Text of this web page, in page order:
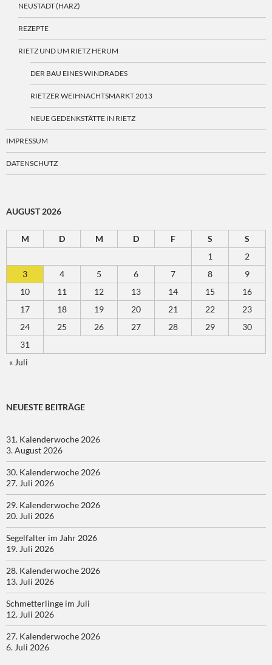
NEUSTADT (HARZ)
REZEPTE
RIETZ UND UM RIETZ HERUM
DER BAU EINES WINDRADES
RIETZER WEIHNACHTSMARKT 2013
NEUE GEDENKSTÄTTE IN RIETZ
IMPRESSUM
DATENSCHUTZ
AUGUST 2026
M D M D F S
S
1
2
3
4 5 6 7 8
9
10
11 12 13 14 15
16
17
18 19 20 21 22
23
24
25 26 27 28 29
30
31
« Juli
NEUESTE BEITRÄGE
31. Kalenderwoche 2026
3. August 2026
30. Kalenderwoche 2026
27. Juli 2026
29. Kalenderwoche 2026
20. Juli 2026
Segelfalter im Jahr 2026
19. Juli 2026
28. Kalenderwoche 2026
13. Juli 2026
Schmetterlinge im Juli
12. Juli 2026
27. Kalenderwoche 2026
6. Juli 2026